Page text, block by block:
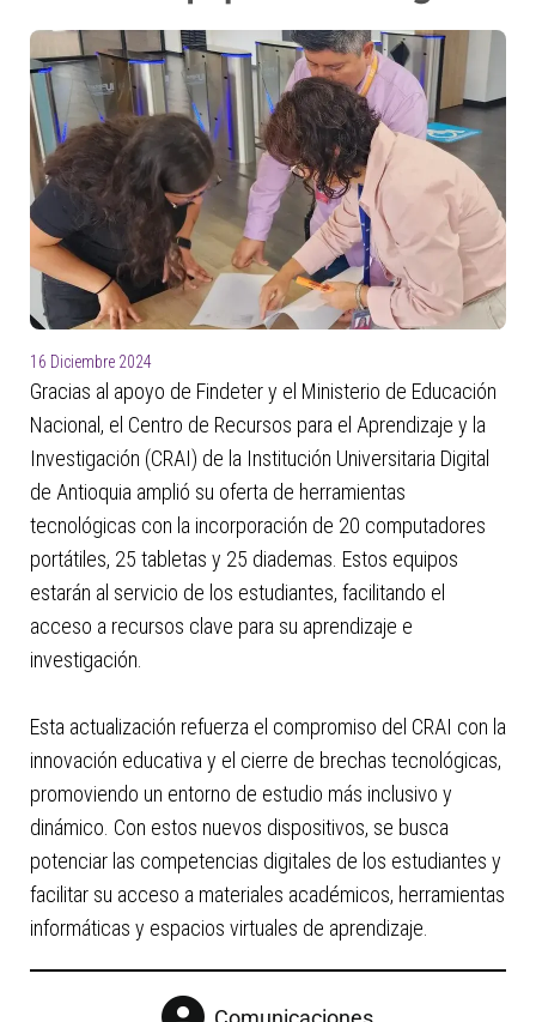
Este
acceso
directo
activa
lector
pantalla
para
ayudarle
navegar
contenido.
16 Diciembre 2024
Gracias al apoyo de Findeter y el Ministerio de Educación
Nacional, el Centro de Recursos para el Aprendizaje y la
Investigación (CRAI) de la Institución Universitaria Digital
de Antioquia amplió su oferta de herramientas
tecnológicas con la incorporación de 20 computadores
portátiles, 25 tabletas y 25 diademas. Estos equipos
estarán al servicio de los estudiantes, facilitando el
acceso a recursos clave para su aprendizaje e
investigación.
Esta actualización refuerza el compromiso del CRAI con la
innovación educativa y el cierre de brechas tecnológicas,
promoviendo un entorno de estudio más inclusivo y
dinámico. Con estos nuevos dispositivos, se busca
potenciar las competencias digitales de los estudiantes y
facilitar su acceso a materiales académicos, herramientas
informáticas y espacios virtuales de aprendizaje.